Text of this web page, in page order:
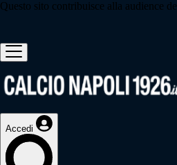
Questo sito contribuisce alla audience de
Accedi